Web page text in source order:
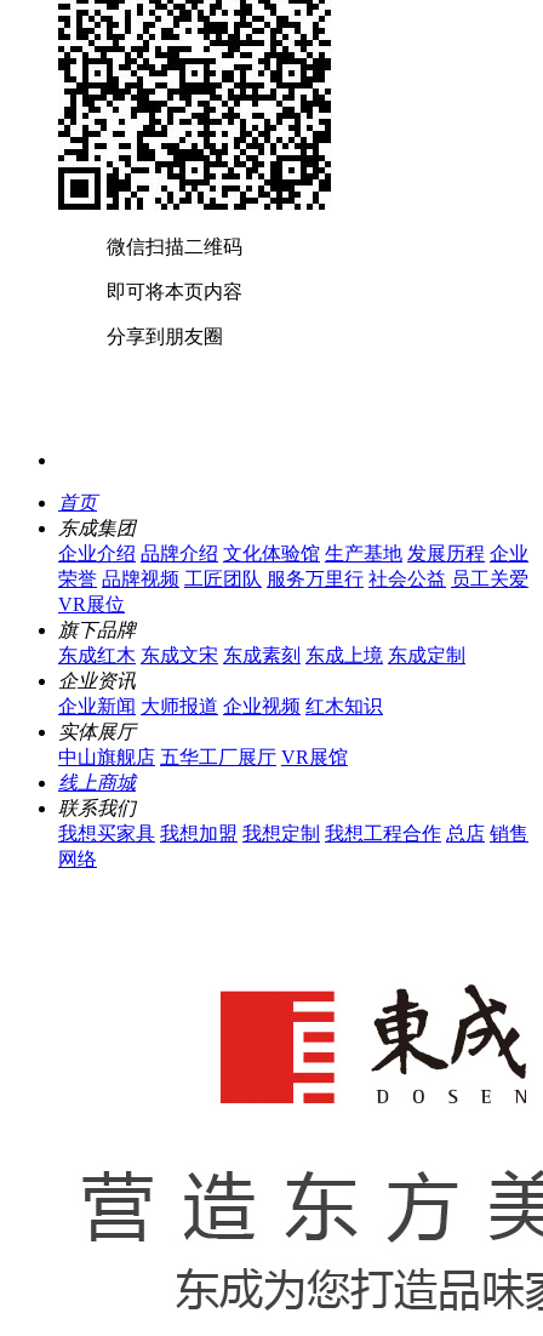
微信扫描二维码
即可将本页内容
分享到朋友圈
首页
东成集团
企业介绍 品牌介绍 文化体验馆 生产基地 发展历程 企业
荣誉 品牌视频 工匠团队 服务万里行 社会公益 员工关爱
VR展位
旗下品牌
东成红木 东成文宋 东成素刻 东成上境 东成定制
企业资讯
企业新闻 大师报道 企业视频 红木知识
实体展厅
中山旗舰店 五华工厂展厅 VR展馆
线上商城
联系我们
我想买家具 我想加盟 我想定制 我想工程合作 总店 销售
网络